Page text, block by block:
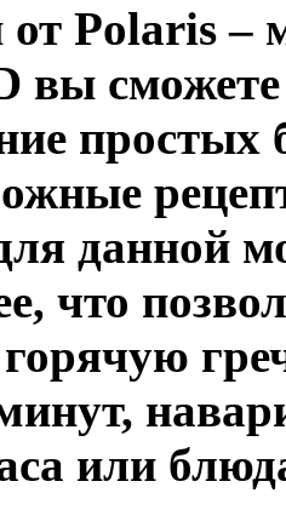
Polaris –
вы
простых
данной
что
или